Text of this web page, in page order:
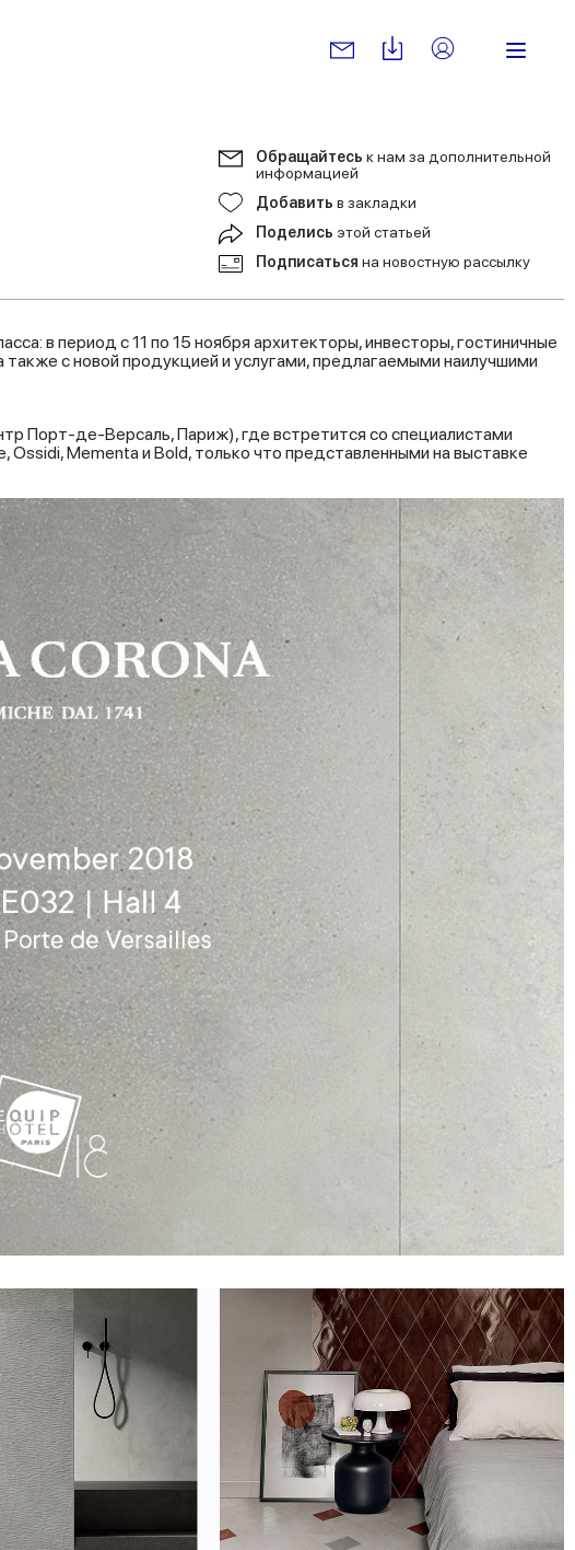
Обращайтесь к нам за дополнительной
информацией
Добавить в закладки
Поделись этой статьей
Подписаться на новостную рассылку
в период с 11 по 15 ноября архитекторы, инвесторы, гостиничные
с новой продукцией и услугами, предлагаемыми наилучшими
Порт-де-Версаль, Париж), где встретится со специалистами
Mementa и Bold, только что представленными на выставке